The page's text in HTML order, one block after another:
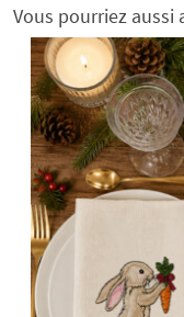
Vous pourriez aussi